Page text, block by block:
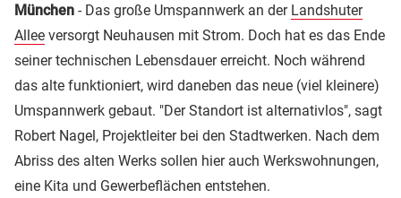
München - Das große Umspannwerk an der Landshuter
Allee versorgt Neuhausen mit Strom. Doch hat es das Ende
seiner technischen Lebensdauer erreicht. Noch während
das alte funktioniert, wird daneben das neue (viel kleinere)
Umspannwerk gebaut. "Der Standort ist alternativlos", sagt
Robert Nagel, Projektleiter bei den Stadtwerken. Nach dem
Abriss des alten Werks sollen hier auch Werkswohnungen,
eine Kita und Gewerbeflächen entstehen.